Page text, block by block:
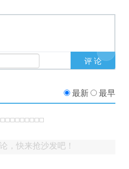
最新 最早
，快来抢沙发吧！